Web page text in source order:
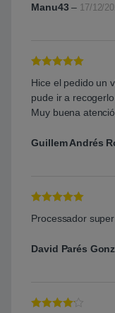
Manu43 – 17/12/
5de 5
Hice el pedido un
pude ir a
Muy buena
Guillem Andrés
5de 5
Processador
David Parés